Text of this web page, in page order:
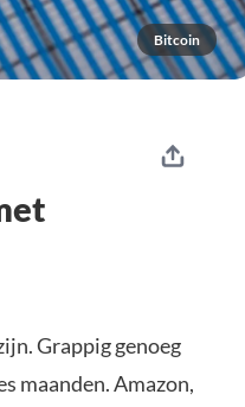
Bitcoin
Grappig genoeg
maanden. Amazon,